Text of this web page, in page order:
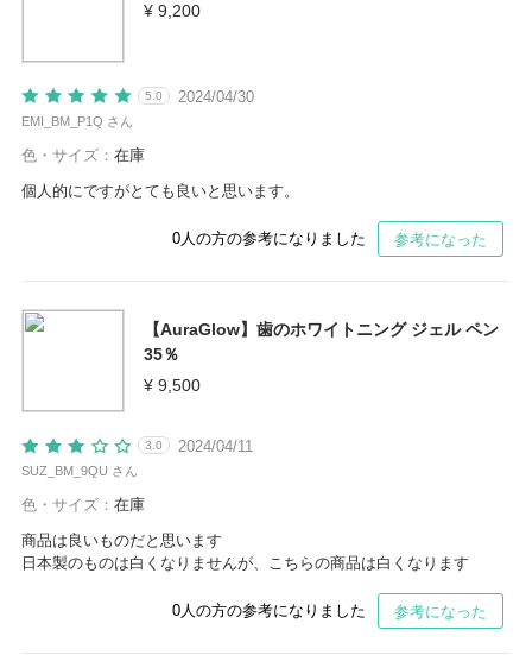
¥ 9,200
2024/04/30
5.0
EMI_BM_P1Q さん
色・サイズ： 在庫
個人的にですがとても良いと思います。
0人の方の参考になりました 参考になった
【AuraGlow】歯のホワイトニング ジェル ペン
35％
¥ 9,500
2024/04/11
3.0
SUZ_BM_9QU さん
色・サイズ： 在庫
商品は良いものだと思います
日本製のものは白くなりませんが、こちらの商品は白くなります
0人の方の参考になりました 参考になった